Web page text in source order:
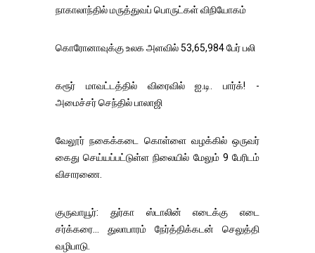
நாகாலாந்தில் மருத்துவப் பொருட்கள் விநியோகம்
கொரோனாவுக்கு உலக அளவில் 53,65,984 பேர் பலி
கரூர் மாவட்டத்தில் விரைவில் ஐ.டி. பார்க்! -
அமைச்சர் செந்தில் பாலாஜி
வேலூர் நகைக்கடை கொள்ளை வழக்கில் ஒருவர்
கைது செய்யப்பட்டுள்ள நிலையில் மேலும் 9 பேரிடம்
விசாரணை.
குருவாயூர்: துர்கா ஸ்டாலின் எடைக்கு எடை
சர்க்கரை... துலாபாரம் நேர்த்திக்கடன் செலுத்தி
வழிபாடு.